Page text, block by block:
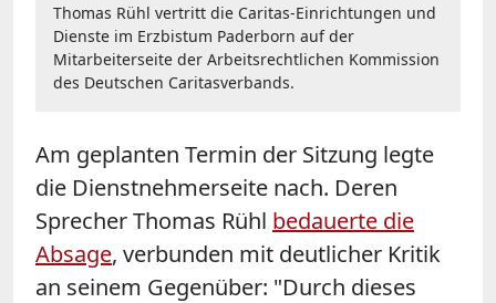
Thomas Rühl vertritt die Caritas-Einrichtungen und
Dienste im Erzbistum Paderborn auf der
Mitarbeiterseite der Arbeitsrechtlichen Kommission
des Deutschen Caritasverbands.
Am geplanten Termin der Sitzung legte
die Dienstnehmerseite nach. Deren
Sprecher Thomas Rühl bedauerte die
Absage, verbunden mit deutlicher Kritik
an seinem Gegenüber: "Durch dieses